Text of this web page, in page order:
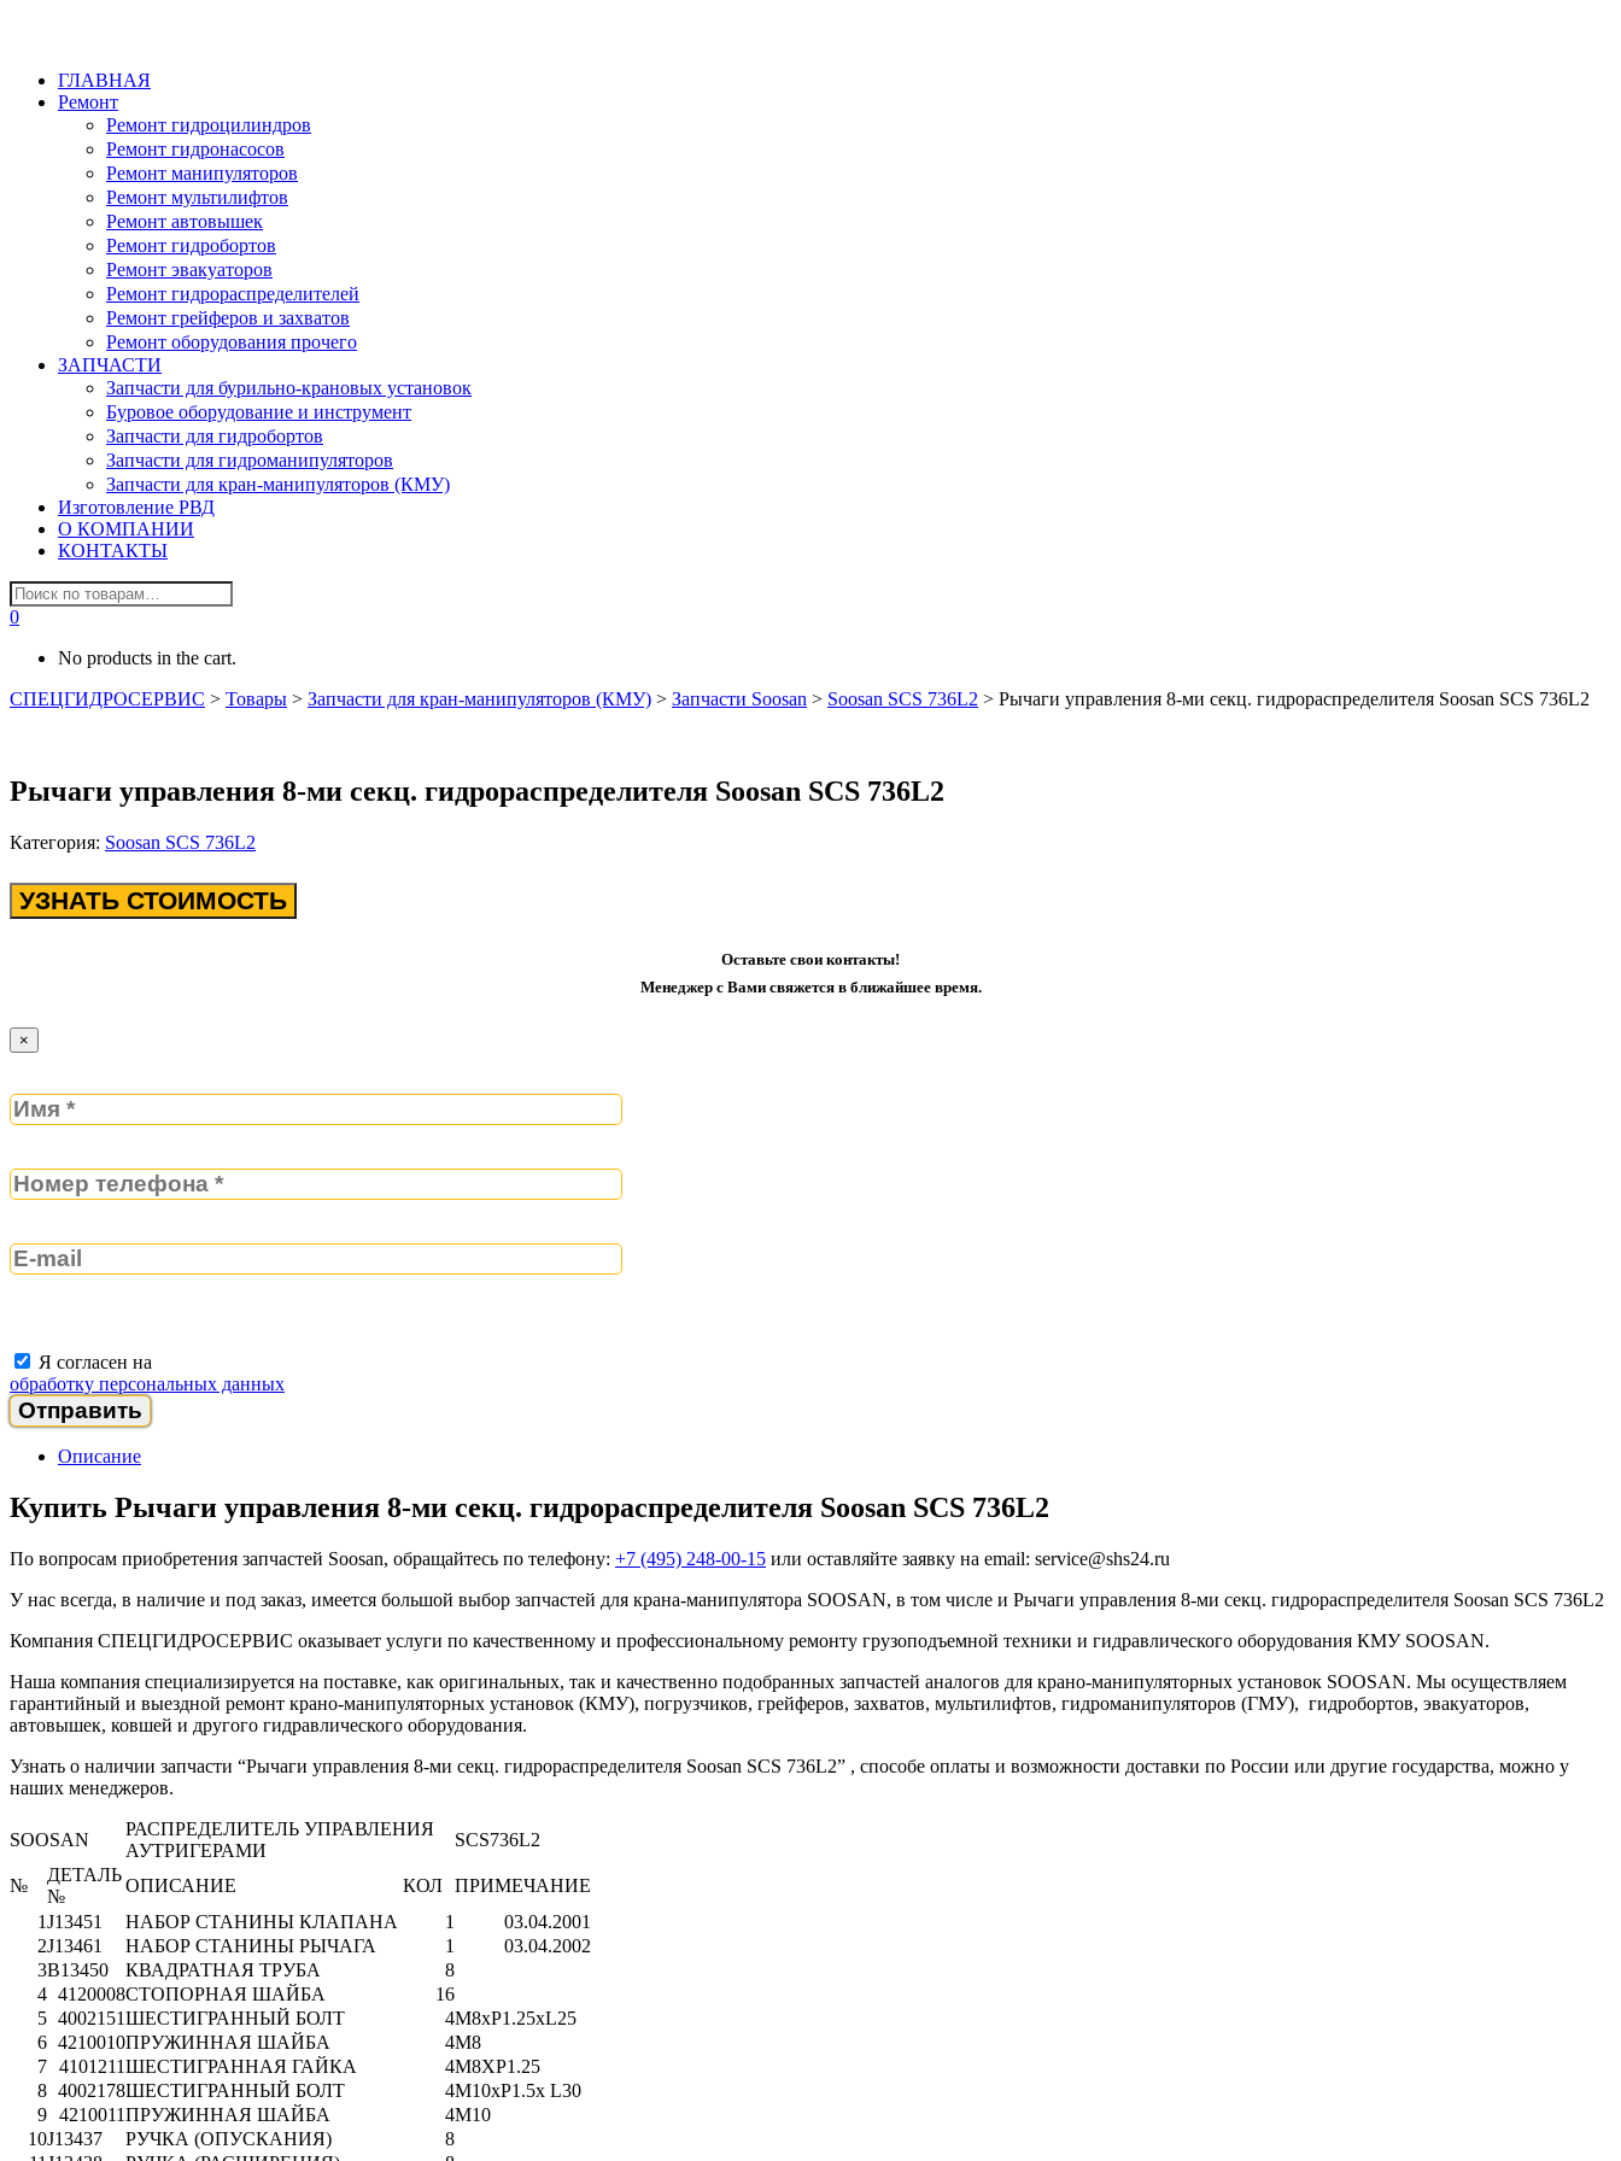
ГЛАВНАЯ
Ремонт
Ремонт гидроцилиндров
Ремонт гидронасосов
Ремонт манипуляторов
Ремонт мультилифтов
Ремонт автовышек
Ремонт гидробортов
Ремонт эвакуаторов
Ремонт гидрораспределителей
Ремонт грейферов и захватов
Ремонт оборудования прочего
ЗАПЧАСТИ
Запчасти для бурильно-крановых установок
Буровое оборудование и инструмент
Запчасти для гидробортов
Запчасти для гидроманипуляторов
Запчасти для кран-манипуляторов (КМУ)
Изготовление РВД
О КОМПАНИИ
КОНТАКТЫ
0
No products in the cart.
СПЕЦГИДРОСЕРВИС > Товары > Запчасти для кран-манипуляторов (КМУ) > Запчасти Soosan > Soosan SCS 736L2 > Рычаги управления 8-ми секц. гидрораспределителя Soosan SCS 736L2
Рычаги управления 8-ми секц. гидрораспределителя Soosan SCS 736L2
Категория: Soosan SCS 736L2
УЗНАТЬ СТОИМОСТЬ
Оставьте свои контакты!
Менеджер с Вами свяжется в ближайшее время.
×
Я согласен на
обработку персональных данных
Описание
Купить Рычаги управления 8-ми секц. гидрораспределителя Soosan SCS 736L2
По вопросам приобретения запчастей Soosan, обращайтесь по телефону: +7 (495) 248-00-15 или оставляйте заявку на email: service@shs24.ru
У нас всегда, в наличие и под заказ, имеется большой выбор запчастей для крана-манипулятора SOOSAN, в том числе и Рычаги управления 8-ми секц. гидрораспределителя Soosan SCS 736L2
Компания СПЕЦГИДРОСЕРВИС оказывает услуги по качественному и профессиональному ремонту грузоподъемной техники и гидравлического оборудования КМУ SOOSAN.
Наша компания специализируется на поставке, как оригинальных, так и качественно подобранных запчастей аналогов для крано-манипуляторных установок SOOSAN. Мы осуществляем
гарантийный и выездной ремонт крано-манипуляторных установок (КМУ), погрузчиков, грейферов, захватов, мультилифтов, гидроманипуляторов (ГМУ), гидробортов, эвакуаторов,
автовышек, ковшей и другого гидравлического оборудования.
Узнать о наличии запчасти “Рычаги управления 8-ми секц. гидрораспределителя Soosan SCS 736L2” , способе оплаты и возможности доставки по России или другие государства, можно у
наших менеджеров.
SOOSAN
РАСПРЕДЕЛИТЕЛЬ УПРАВЛЕНИЯ
АУТРИГЕРАМИ
SCS736L2
№
ДЕТАЛЬ
№
ОПИСАНИЕ КОЛ ПРИМЕЧАНИЕ
1J13451 НАБОР СТАНИНЫ КЛАПАНА 1
03.04.2001
2J13461 НАБОР СТАНИНЫ РЫЧАГА 1
03.04.2002
3B13450 КВАДРАТНАЯ ТРУБА
8
4 4120008СТОПОРНАЯ ШАЙБА
16
5 4002151ШЕСТИГРАННЫЙ БОЛТ 4M8xP1.25xL25
6 4210010ПРУЖИННАЯ ШАЙБА 4M8
7 4101211ШЕСТИГРАННАЯ ГАЙКА 4M8XP1.25
8 4002178ШЕСТИГРАННЫЙ БОЛТ 4M10xP1.5x L30
9 4210011ПРУЖИННАЯ ШАЙБА 4M10
10J13437 РУЧКА (ОПУСКАНИЯ)
8